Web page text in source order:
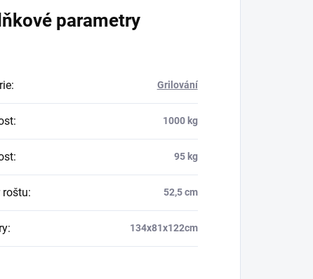
parametry
: Grilování
: 1000 kg
: 95 kg
roštu: 52,5 cm
: 134x81x122cm